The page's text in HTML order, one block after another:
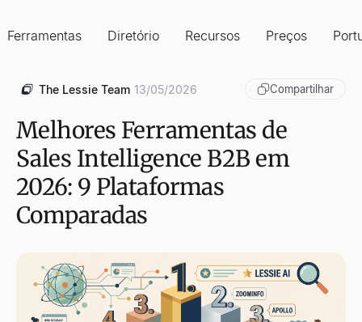
Ferramentas Diretório Recursos Preços
The Lessie Team 13/05/2026 Compartilhar
Melhores Ferramentas de
Sales Intelligence B2B em
2026: 9 Plataformas
Comparadas